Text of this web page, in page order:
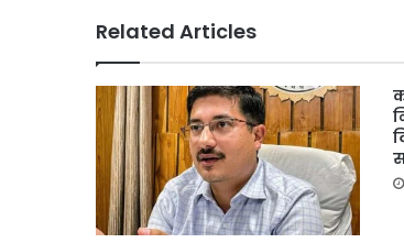
Related Articles